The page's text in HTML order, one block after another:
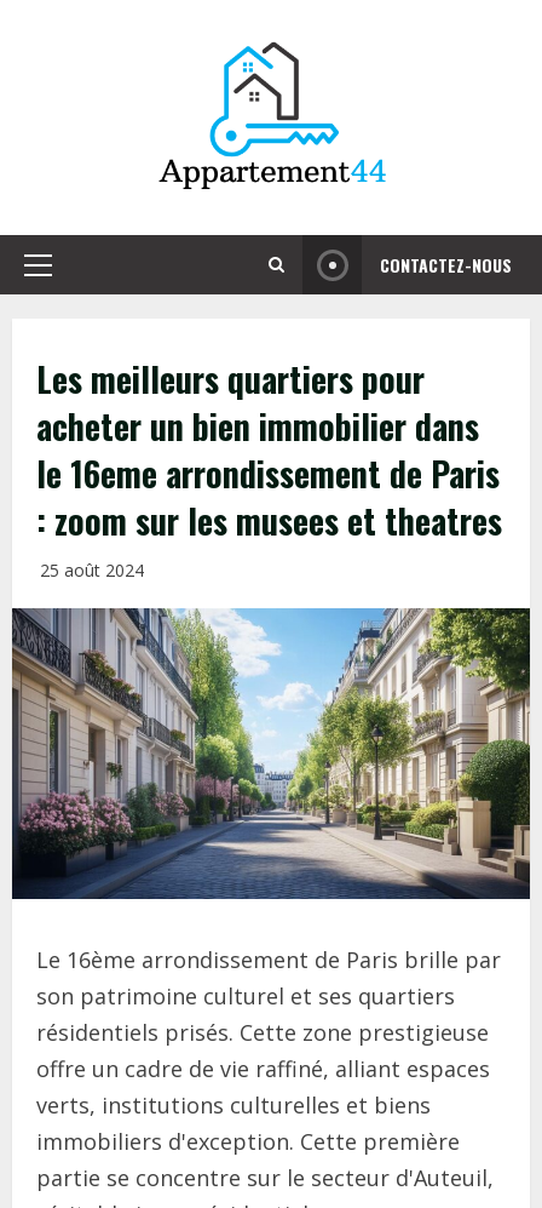
Primary
CONTACTEZ-NOUS
Les meilleurs quartiers pour
acheter un bien immobilier dans
le 16eme arrondissement de Paris
: zoom sur les musees et theatres
25 août 2024
Le 16ème arrondissement de Paris brille par
son patrimoine culturel et ses quartiers
résidentiels prisés. Cette zone prestigieuse
offre un cadre de vie raffiné, alliant espaces
verts, institutions culturelles et biens
immobiliers d'exception. Cette première
partie se concentre sur le secteur d'Auteuil,